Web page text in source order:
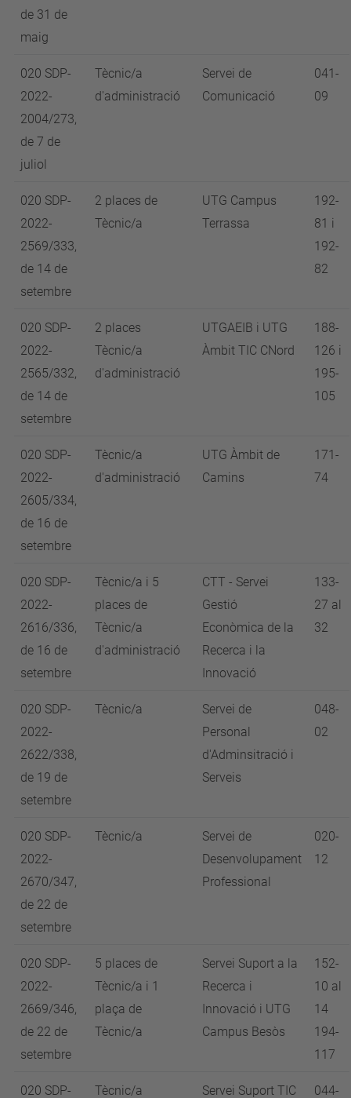
de 31 de
maig
020 SDP-
2022-
2004/273,
de 7 de
juliol
Tècnic/a
d'administració
Servei de
Comunicació
041-
09
020 SDP-
2022-
2569/333,
de 14 de
setembre
2 places de
Tècnic/a
UTG Campus
Terrassa
192-
81 i
192-
82
020 SDP-
2022-
2565/332,
de 14 de
setembre
2 places
Tècnic/a
d'administració
UTGAEIB i UTG
Àmbit TIC CNord
188-
126 i
195-
105
020 SDP-
2022-
2605/334,
de 16 de
setembre
Tècnic/a
d'administració
UTG Àmbit de
Camins
171-
74
020 SDP-
2022-
2616/336,
de 16 de
setembre
Tècnic/a i 5
places de
Tècnic/a
d'administració
CTT - Servei
Gestió
Econòmica de la
Recerca i la
Innovació
133-
27 al
32
020 SDP-
2022-
2622/338,
de 19 de
setembre
Tècnic/a
Servei de
Personal
d'Adminsitració i
Serveis
048-
02
020 SDP-
2022-
2670/347,
de 22 de
setembre
Tècnic/a
Servei de
Desenvolupament
Professional
020-
12
020 SDP-
2022-
2669/346,
de 22 de
setembre
5 places de
Tècnic/a i 1
plaça de
Tècnic/a
Servei Suport a la
Recerca i
Innovació i UTG
Campus Besòs
152-
10 al
14
194-
117
020 SDP- Tècnic/a Servei Suport TIC 044-